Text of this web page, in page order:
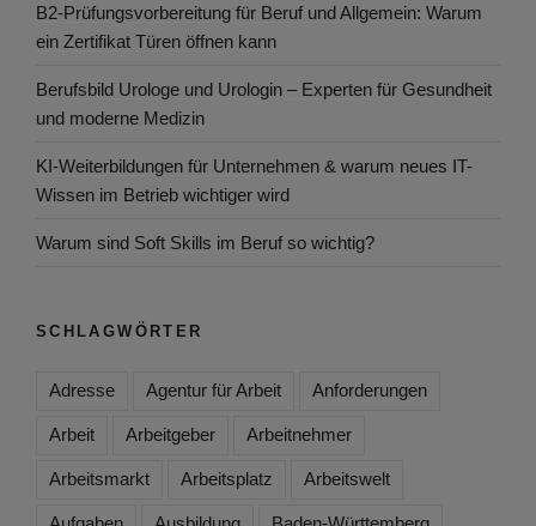
B2-Prüfungsvorbereitung für Beruf und Allgemein: Warum
ein Zertifikat Türen öffnen kann
Berufsbild Urologe und Urologin – Experten für Gesundheit
und moderne Medizin
KI-Weiterbildungen für Unternehmen & warum neues IT-
Wissen im Betrieb wichtiger wird
Warum sind Soft Skills im Beruf so wichtig?
SCHLAGWÖRTER
Adresse Agentur für Arbeit Anforderungen
Arbeit Arbeitgeber Arbeitnehmer
Arbeitsmarkt Arbeitsplatz Arbeitswelt